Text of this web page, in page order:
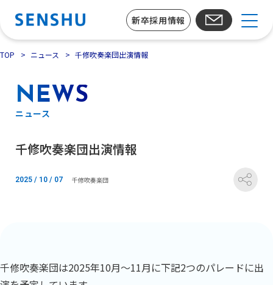
新卒採用情報
TOP ニュース 千修吹奏楽団出演情報
NEWS
ニュース
千修吹奏楽団出演情報
2025 / 10 / 07 千修吹奏楽団
千修吹奏楽団は2025年10月～11月に下記2つのパレードに出